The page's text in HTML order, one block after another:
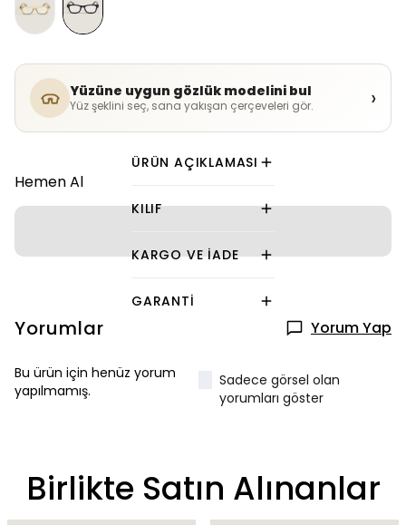
Yüzüne uygun gözlük modelini bul
Yüz şeklini seç, sana yakışan çerçeveleri gör. ›
Hemen Al
ÜRÜN AÇIKLAMASI
KILIF
KARGO VE İADE
GARANTI
Yorumlar Yorum Yap
Bu ürün için henüz yorum
yapılmamış.
Sadece görsel olan
yorumları göster
Birlikte Satın Alınanlar